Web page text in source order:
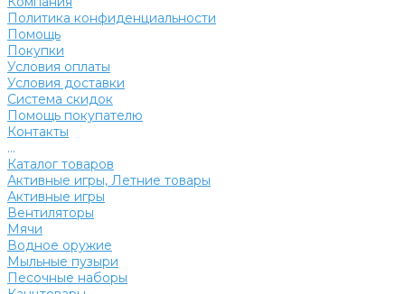
Политика конфиденциальности
Помощь
Покупки
Условия оплаты
Условия доставки
Система скидок
Помощь покупателю
Контакты
...
Каталог товаров
Активные игры, Летние товары
Активные игры
Вентиляторы
Мячи
Водное оружие
Мыльные пузыри
Песочные наборы